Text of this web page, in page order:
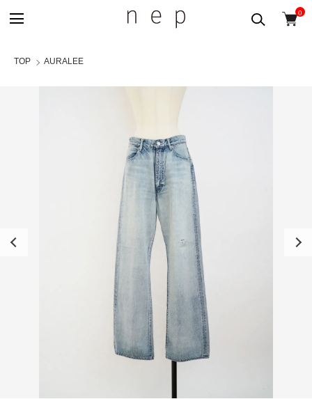
0
TOP AURALEE